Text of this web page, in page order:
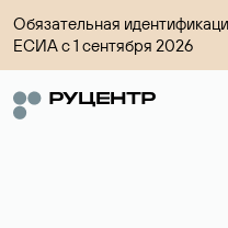
Обязательная
ЕСИА с 1 сентября 2026